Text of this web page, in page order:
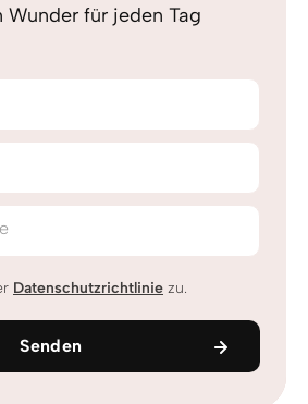
für jeden Tag
Datenschutzrichtlinie zu.
Senden